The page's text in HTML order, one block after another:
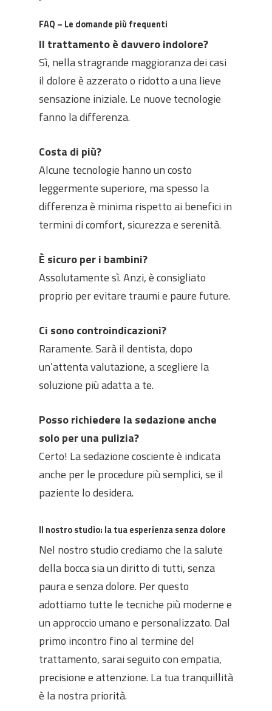
FAQ – Le domande più frequenti
Il trattamento è davvero indolore?
Sì, nella stragrande maggioranza dei casi
il dolore è azzerato o ridotto a una lieve
sensazione iniziale. Le nuove tecnologie
fanno la differenza.
Costa di più?
Alcune tecnologie hanno un costo
leggermente superiore, ma spesso la
differenza è minima rispetto ai benefici in
termini di comfort, sicurezza e serenità.
È sicuro per i bambini?
Assolutamente sì. Anzi, è consigliato
proprio per evitare traumi e paure future.
Ci sono controindicazioni?
Raramente. Sarà il dentista, dopo
un’attenta valutazione, a scegliere la
soluzione più adatta a te.
Posso richiedere la sedazione anche
solo per una pulizia?
Certo! La sedazione cosciente è indicata
anche per le procedure più semplici, se il
paziente lo desidera.
Il nostro studio: la tua esperienza senza dolore
Nel nostro studio crediamo che la salute
della bocca sia un diritto di tutti, senza
paura e senza dolore. Per questo
adottiamo tutte le tecniche più moderne e
un approccio umano e personalizzato. Dal
primo incontro fino al termine del
trattamento, sarai seguito con empatia,
precisione e attenzione. La tua tranquillità
è la nostra priorità.